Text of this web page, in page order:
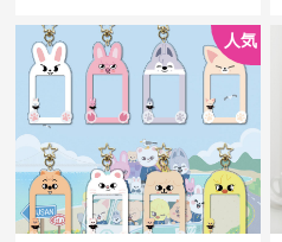
人気